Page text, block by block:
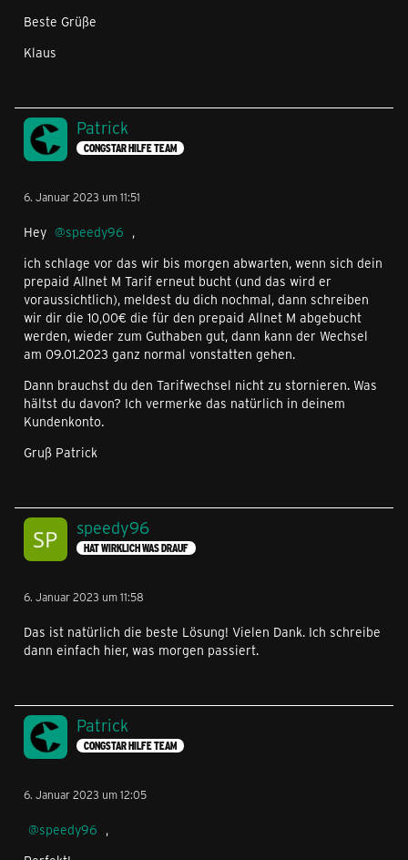
Beste Grüße
Klaus
Patrick
CONGSTAR HILFE TEAM
6. Januar 2023 um 11:51
Hey speedy96 ,
ich schlage vor das wir bis morgen abwarten, wenn sich dein
prepaid Allnet M Tarif erneut bucht (und das wird er
voraussichtlich), meldest du dich nochmal, dann schreiben
wir dir die 10,00€ die für den prepaid Allnet M abgebucht
werden, wieder zum Guthaben gut, dann kann der Wechsel
am 09.01.2023 ganz normal vonstatten gehen.
Dann brauchst du den Tarifwechsel nicht zu stornieren. Was
hältst du davon? Ich vermerke das natürlich in deinem
Kundenkonto.
Gruß Patrick
speedy96
HAT WIRKLICH WAS DRAUF
6. Januar 2023 um 11:58
Das ist natürlich die beste Lösung! Vielen Dank. Ich schreibe
dann einfach hier, was morgen passiert.
Patrick
CONGSTAR HILFE TEAM
6. Januar 2023 um 12:05
speedy96 ,